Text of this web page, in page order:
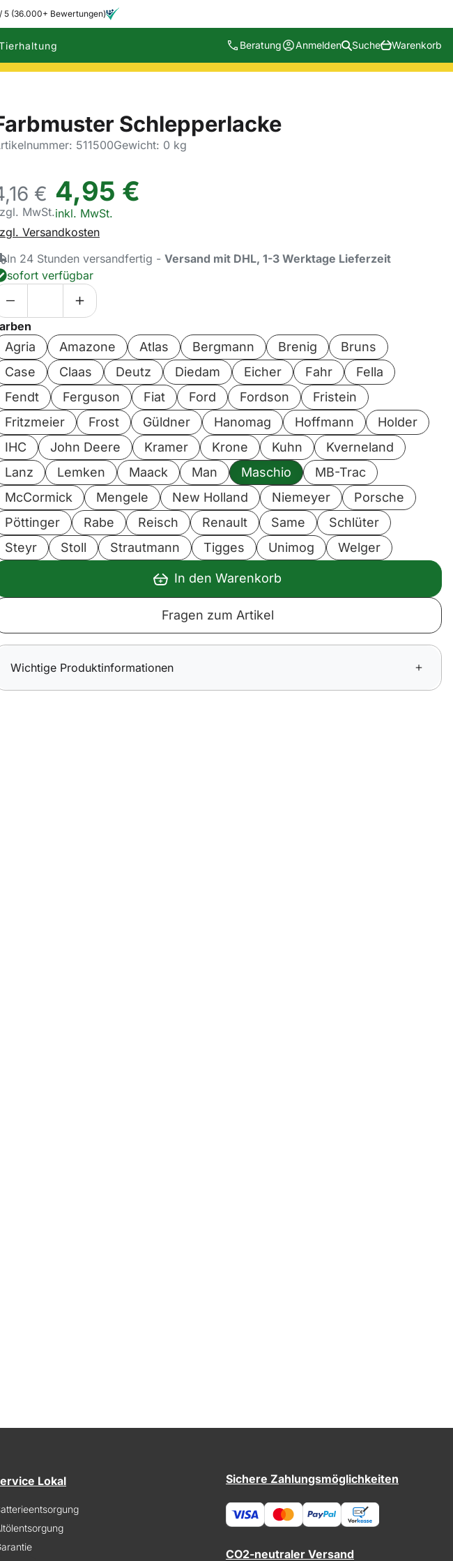
5 (36.000+ Bewertungen)
Beratung Anmelden Suche Warenkorb
Schlepperlacke
511500Gewicht: 0 kg
16 €
MwSt.
4,95 €
Steuerhinweis:
inkl. MwSt.
Versandkosten
In 24 Stunden versandfertig - Versand mit DHL, 1-3 Werktage Lieferzeit
sofort verfügbar
Agria Amazone Atlas Bergmann Brenig
Bruns
Case
Claas Deutz Diedam Eicher Fahr
Fella
Fendt
Ferguson Fiat Ford Fordson
Fristein
Fritzmeier
Frost Güldner Hanomag Hoffmann
Holder
IHC
John Deere Kramer Krone Kuhn
Kverneland
Lanz
Lemken Maack Man Maschio
MB-Trac
McCormick
Mengele New Holland Niemeyer
Porsche
Pöttinger
Rabe Reisch Renault Same
Schlüter
Steyr
Stoll Strautmann Tigges Unimog Welger
In den Warenkorb
Fragen zum Artikel
Wichtige Produktinformationen
Lokal Sichere Zahlungsmöglichkeiten
CO2-neutraler Versand